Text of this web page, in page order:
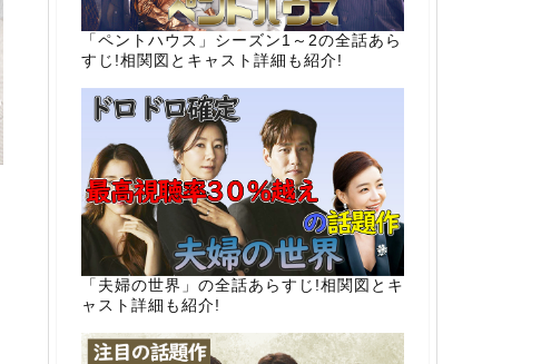
「ペントハウス」シーズン1～2の全話あら
すじ!相関図とキャスト詳細も紹介!
「夫婦の世界」の全話あらすじ!相関図とキ
ャスト詳細も紹介!